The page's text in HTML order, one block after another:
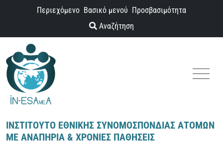
Παράκαμψη προς το περιεχόμενο
Περιεχόμενο Βασικό μενού Προσβασιμότητα
Αναζήτηση
ΙΝΣΤΙΤΟΥΤΟ ΕΘΝΙΚΗΣ ΣΥΝΟΜΟΣΠΟΝΔΙΑΣ ΑΤΟΜΩΝ
ΜΕ ΑΝΑΠΗΡΙΑ & ΧΡΟΝΙΕΣ ΠΑΘΗΣΕΙΣ